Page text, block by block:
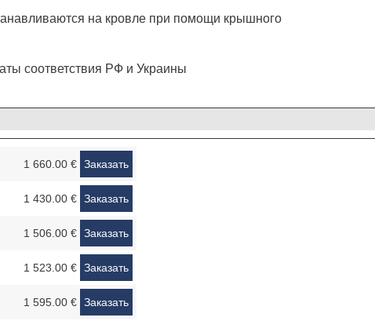
на кровле при помощи крышного
соответствия РФ и Украины
1 660.00 € Заказать
1 430.00 € Заказать
1 506.00 € Заказать
1 523.00 € Заказать
1 595.00 € Заказать